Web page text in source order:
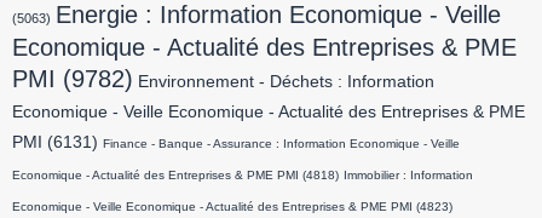
(5063) Energie : Information Economique - Veille
Economique - Actualité des Entreprises & PME
PMI (9782) Environnement - Déchets : Information
Economique - Veille Economique - Actualité des Entreprises & PME
PMI
(6131) Finance - Banque - Assurance : Information Economique - Veille
Economique - Actualité des Entreprises & PME PMI (4818) Immobilier : Information
Economique - Veille Economique - Actualité des Entreprises & PME PMI (4823)